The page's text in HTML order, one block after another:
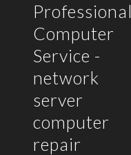
Professional
Computer
Service -
network
server
computer
repair